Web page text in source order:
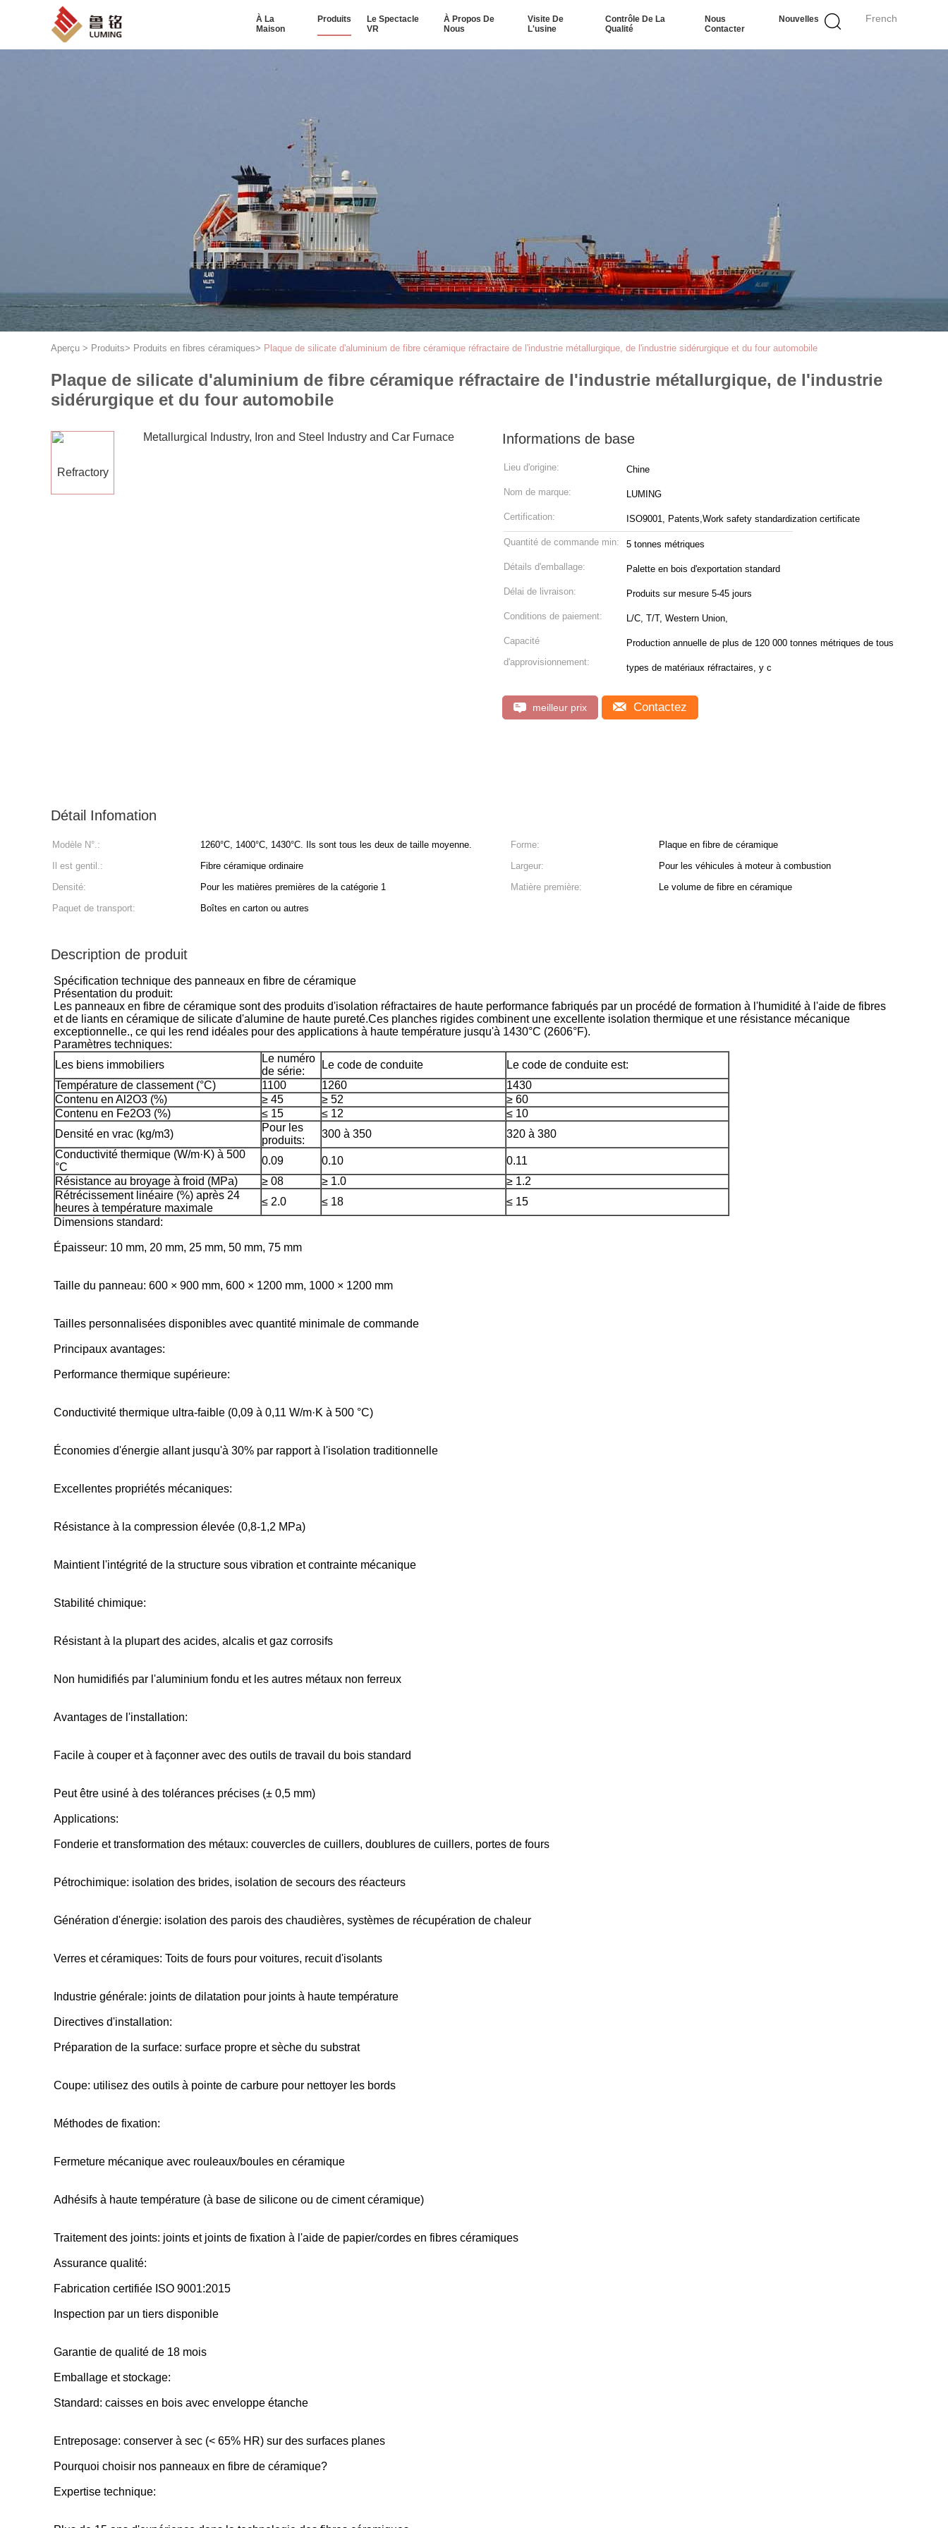
French
À La
Maison
Produits
Le Spectacle
VR
À Propos De
Nous
Visite De
L'usine
Contrôle De La
Qualité
Nous
Contacter
Nouvelles
Aperçu > Produits> Produits en fibres céramiques> Plaque de silicate d'aluminium de fibre céramique réfractaire de l'industrie métallurgique, de l'industrie sidérurgique et du four automobile
Plaque de silicate d'aluminium de fibre céramique réfractaire de l'industrie métallurgique, de l'industrie
sidérurgique et du four automobile
Informations de base
Lieu d'origine: Chine
Nom de marque: LUMING
Certification: ISO9001, Patents,Work safety standardization certificate
Quantité de commande min: 5 tonnes métriques
Détails d'emballage: Palette en bois d'exportation standard
Délai de livraison: Produits sur mesure 5-45 jours
Conditions de paiement: L/C, T/T, Western Union,
Capacité
d'approvisionnement:
Production annuelle de plus de 120 000 tonnes métriques de tous
types de matériaux réfractaires, y c
meilleur prix Contactez
Détail Infomation
Modèle N°.: 1260°C, 1400°C, 1430°C. Ils sont tous les deux de taille moyenne. Forme:
Plaque en fibre de céramique
Il est gentil.:
Fibre céramique ordinaire Largeur:
Pour les véhicules à moteur à combustion
Densité:
Pour les matières premières de la catégorie 1 Matière première:
Le volume de fibre en céramique
Paquet de transport:
Boîtes en carton ou autres
Description de produit
Spécification technique des panneaux en fibre de céramique
Présentation du produit:
Les panneaux en fibre de céramique sont des produits d'isolation réfractaires de haute performance fabriqués par un procédé de formation à l'humidité à l'aide de fibres
et de liants en céramique de silicate d'alumine de haute pureté.Ces planches rigides combinent une excellente isolation thermique et une résistance mécanique
exceptionnelle., ce qui les rend idéales pour des applications à haute température jusqu'à 1430°C (2606°F).
Paramètres techniques:
Les biens immobiliers
Le numéro
de série:
Le code de conduite
Le code de conduite est:
Température de classement (°C)
1100 1260
1430
Contenu en Al2O3 (%)
≥ 45 ≥ 52
≥ 60
Contenu en Fe2O3 (%)
≤ 15 ≤ 12
≤ 10
Densité en vrac (kg/m3)
Pour les
produits:
300 à 350
320 à 380
Conductivité thermique (W/m·K) à 500
°C
0.09 0.10
0.11
Résistance au broyage à froid (MPa)
≥ 08 ≥ 1.0
≥ 1.2
Rétrécissement linéaire (%) après 24
heures à température maximale
≤ 2.0 ≤ 18
≤ 15
Dimensions standard:
Épaisseur: 10 mm, 20 mm, 25 mm, 50 mm, 75 mm
Taille du panneau: 600 × 900 mm, 600 × 1200 mm, 1000 × 1200 mm
Tailles personnalisées disponibles avec quantité minimale de commande
Principaux avantages:
Performance thermique supérieure:
Conductivité thermique ultra-faible (0,09 à 0,11 W/m·K à 500 °C)
Économies d'énergie allant jusqu'à 30% par rapport à l'isolation traditionnelle
Excellentes propriétés mécaniques:
Résistance à la compression élevée (0,8-1,2 MPa)
Maintient l'intégrité de la structure sous vibration et contrainte mécanique
Stabilité chimique:
Résistant à la plupart des acides, alcalis et gaz corrosifs
Non humidifiés par l'aluminium fondu et les autres métaux non ferreux
Avantages de l'installation:
Facile à couper et à façonner avec des outils de travail du bois standard
Peut être usiné à des tolérances précises (± 0,5 mm)
Applications:
Fonderie et transformation des métaux: couvercles de cuillers, doublures de cuillers, portes de fours
Pétrochimique: isolation des brides, isolation de secours des réacteurs
Génération d'énergie: isolation des parois des chaudières, systèmes de récupération de chaleur
Verres et céramiques: Toits de fours pour voitures, recuit d'isolants
Industrie générale: joints de dilatation pour joints à haute température
Directives d'installation:
Préparation de la surface: surface propre et sèche du substrat
Coupe: utilisez des outils à pointe de carbure pour nettoyer les bords
Méthodes de fixation:
Fermeture mécanique avec rouleaux/boules en céramique
Adhésifs à haute température (à base de silicone ou de ciment céramique)
Traitement des joints: joints et joints de fixation à l'aide de papier/cordes en fibres céramiques
Assurance qualité:
Fabrication certifiée ISO 9001:2015
Inspection par un tiers disponible
Garantie de qualité de 18 mois
Emballage et stockage:
Standard: caisses en bois avec enveloppe étanche
Entreposage: conserver à sec (< 65% HR) sur des surfaces planes
Pourquoi choisir nos panneaux en fibre de céramique?
Expertise technique: